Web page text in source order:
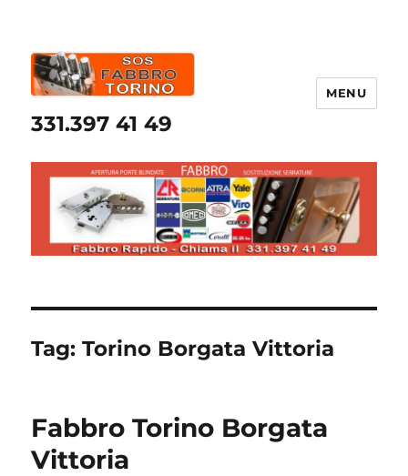
331.397 41 49
MENU
Tag:Torino Borgata Vittoria
Fabbro Torino Borgata
Vittoria